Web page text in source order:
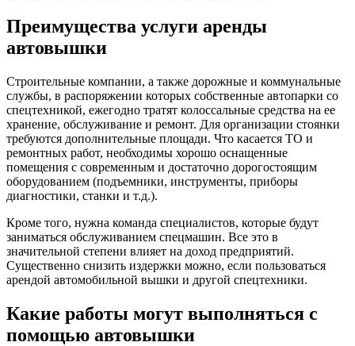
Преимущества услуги аренды
автовышки
Строительные компании, а также дорожные и коммунальные
службы, в распоряжении которых собственные автопарки со
спецтехникой, ежегодно тратят колоссальные средства на ее
хранение, обслуживание и ремонт. Для организации стоянки
требуются дополнительные площади. Что касается ТО и
ремонтных работ, необходимы хорошо оснащенные
помещения с современным и достаточно дорогостоящим
оборудованием (подъемники, инструменты, приборы
диагностики, станки и т.д.).
Кроме того, нужна команда специалистов, которые будут
заниматься обслуживанием спецмашин. Все это в
значительной степени влияет на доход предприятий.
Существенно снизить издержки можно, если пользоваться
арендой автомобильной вышки и другой спецтехники.
Какие работы могут выполняться с
помощью автовышки